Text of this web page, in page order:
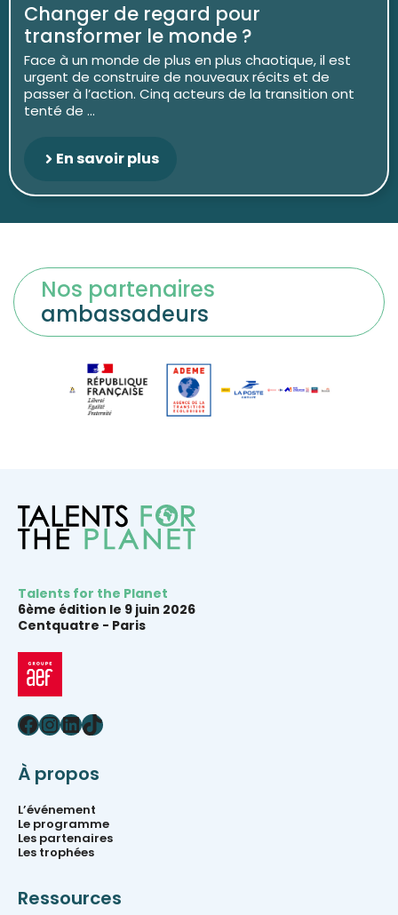
Changer de regard pour
transformer le monde ?
Face à un monde de plus en plus chaotique, il est
urgent de construire de nouveaux récits et de
passer à l’action. Cinq acteurs de la transition ont
tenté de ...
En savoir plus
Nos partenaires
ambassadeurs
Talents for the Planet
6ème édition le 9 juin 2026
Centquatre - Paris
Facebook
Instagram
LinkedIn
TikTok
À propos
L’événement
Le programme
Les partenaires
Les trophées
Ressources